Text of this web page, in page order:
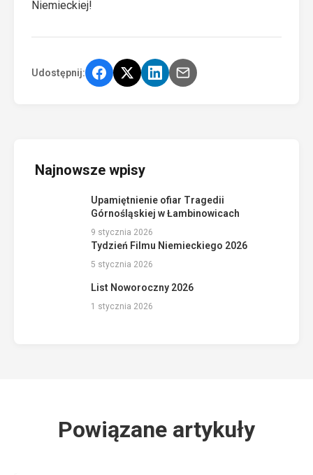
Niemieckiej!
Udostępnij:
Najnowsze wpisy
Upamiętnienie ofiar Tragedii
Górnośląskiej w Łambinowicach
9 stycznia 2026
Tydzień Filmu Niemieckiego 2026
5 stycznia 2026
List Noworoczny 2026
1 stycznia 2026
Powiązane artykuły